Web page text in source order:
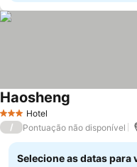
3 EstrelasHotel
Haosheng
/ Pontuação não disponível
Selecione as datas para